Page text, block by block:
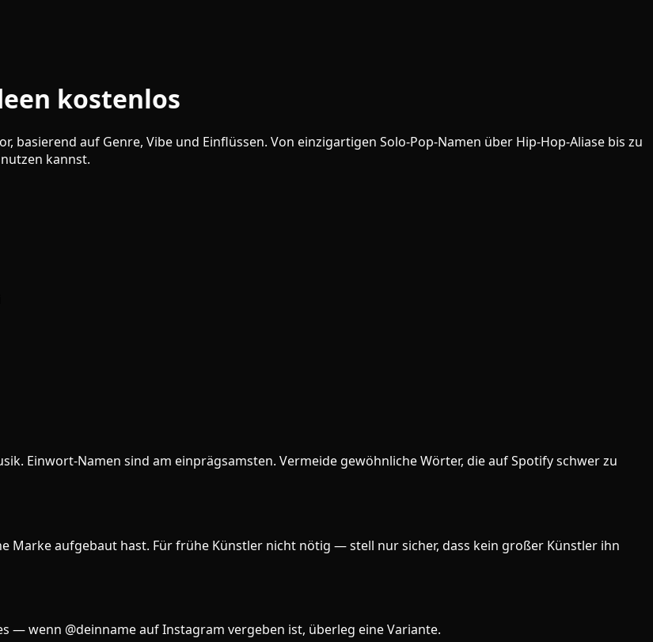
kostenlos
basierend auf Genre, Vibe und Einflüssen. Von einzigartigen Solo-Pop-Namen über Hip-Hop-Aliase bis zu
kannst.
Einwort-Namen sind am einprägsamsten. Vermeide gewöhnliche Wörter, die auf Spotify schwer zu
Marke aufgebaut hast. Für frühe Künstler nicht nötig — stell nur sicher, dass kein großer Künstler ihn
— wenn @deinname auf Instagram vergeben ist, überleg eine Variante.